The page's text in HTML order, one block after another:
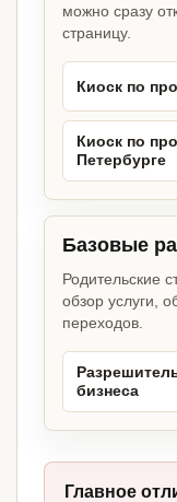
можно сразу
страницу.
Киоск по
Киоск по
Петербурге
Базовые
Родительские
обзор услуги,
переходов.
бизнеса
Главное